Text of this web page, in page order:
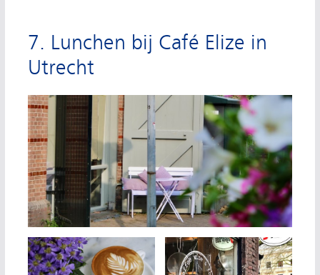
7. Lunchen bij Café Elize in
Utrecht